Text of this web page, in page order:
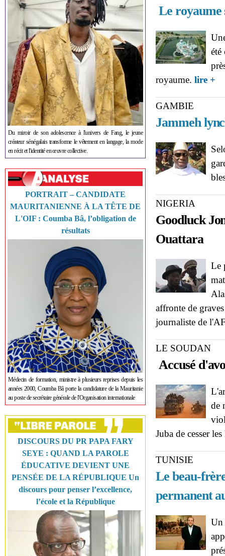
Du miroir de son adolescence à l'univers de Fang, le jeune
créateur sénégalais transforme le vêtement en langage, la mode
en récit et l'identité en œuvre collective.
PORTRAIT – CANDIDATE
MAURITANIENNE À LA TÊTE DE
L'OIF : Coumba Bâ, l’obligation de
résultats
Médecin de formation, ministre à plusieurs reprises depuis les
années 2000, Coumba Bâ porte la candidature de la Mauritanie
au poste de secrétaire générale de l'Organisation internationale
DISCOURS DU PR PAPA FARY
SEYE : QUAND LA PAROLE
ÉDUCATIVE DEVIENT UNE
PENSÉE DE LA RÉPUBLIQUE Un
discours pour penser l’excellence,
l’école et la République
Le royaume
été
royaume. lire +
GAMBIE
Jammeh
NIGERIA
Goodluck
Ouattara
Le
affronte de
journaliste de
LE SOUDAN
Accusé
de
Juba de cesser
TUNISIE
Le beau-
permanent
Un